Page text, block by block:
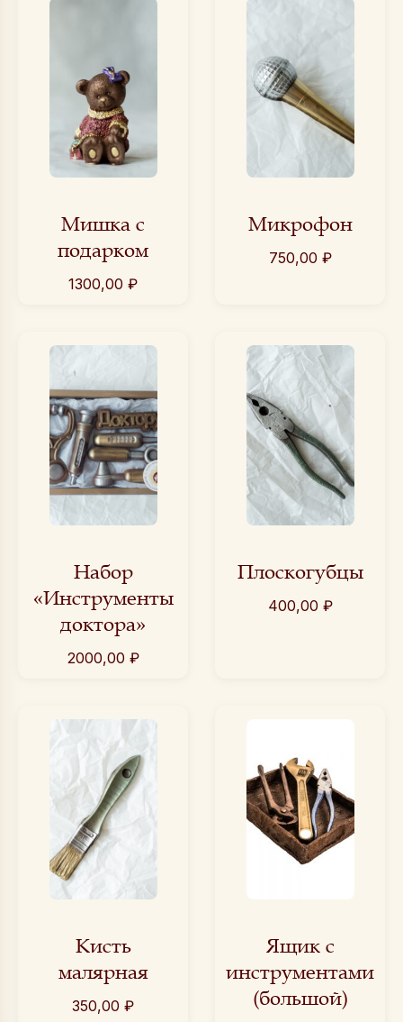
Мишка с
подарком
1300,00 ₽
Микрофон
750,00 ₽
Набор
«Инструменты
доктора»
2000,00 ₽
Плоскогубцы
400,00 ₽
Кисть
малярная
350,00 ₽
Ящик с
инструментами
(большой)